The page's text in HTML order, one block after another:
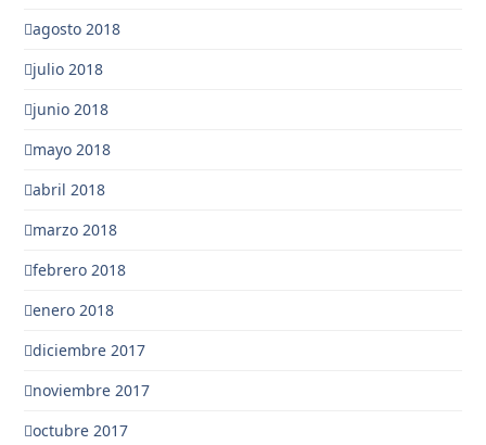
agosto 2018
julio 2018
junio 2018
mayo 2018
abril 2018
marzo 2018
febrero 2018
enero 2018
diciembre 2017
noviembre 2017
octubre 2017